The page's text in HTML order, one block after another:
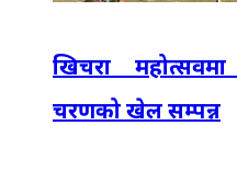
खिचरा
चरणको खेल सम्पन्न